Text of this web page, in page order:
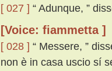
[ 027 ] “ Adunque, ”
[Voice: fiammetta ]
[ 028 ] “ Messere, ”
non è in casa uscio sí